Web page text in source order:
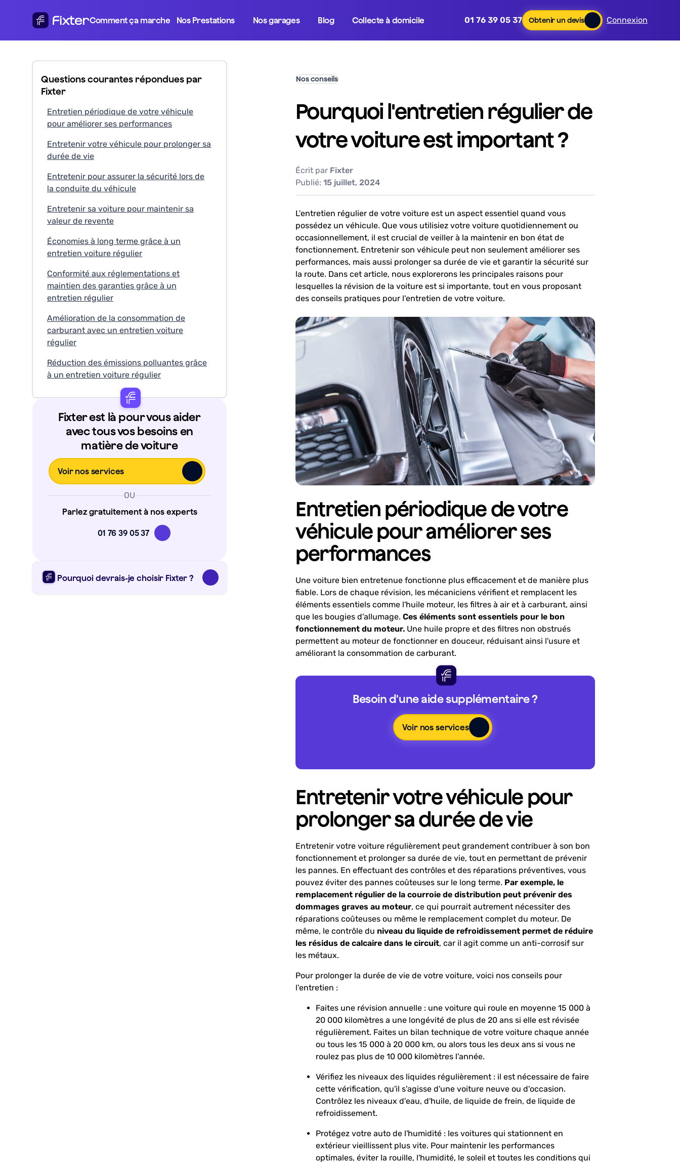
Nos Prestations Nos garages
Comment ça marche Blog Collecte à domicile 01 76 39 05 37 Obtenir un devis Connexion
Nos conseils
Pourquoi l'entretien régulier de
votre voiture est important ?
Écrit par Fixter
Publié: 15 juillet, 2024
L'entretien régulier de votre voiture est un aspect essentiel quand vous
possédez un véhicule. Que vous utilisiez votre voiture quotidiennement ou
occasionnellement, il est crucial de veiller à la maintenir en bon état de
fonctionnement. Entretenir son véhicule peut non seulement améliorer ses
performances, mais aussi prolonger sa durée de vie et garantir la sécurité sur
la route. Dans cet article, nous explorerons les principales raisons pour
lesquelles la révision de la voiture est si importante, tout en vous proposant
des conseils pratiques pour l'entretien de votre voiture.
Entretien périodique de votre
véhicule pour améliorer ses
performances
Une voiture bien entretenue fonctionne plus efficacement et de manière plus
fiable. Lors de chaque révision, les mécaniciens vérifient et remplacent les
éléments essentiels comme l'huile moteur, les filtres à air et à carburant, ainsi
que les bougies d'allumage. Ces éléments sont essentiels pour le bon
fonctionnement du moteur. Une huile propre et des filtres non obstrués
permettent au moteur de fonctionner en douceur, réduisant ainsi l'usure et
améliorant la consommation de carburant.
Besoin d'une aide supplémentaire ?
Voir nos services
Entretenir votre véhicule pour
prolonger sa durée de vie
Entretenir votre voiture régulièrement peut grandement contribuer à son bon
fonctionnement et prolonger sa durée de vie, tout en permettant de prévenir
les pannes. En effectuant des contrôles et des réparations préventives, vous
pouvez éviter des pannes coûteuses sur le long terme. Par exemple, le
remplacement régulier de la courroie de distribution peut prévenir des
dommages graves au moteur, ce qui pourrait autrement nécessiter des
réparations coûteuses ou même le remplacement complet du moteur. De
même, le contrôle du niveau du liquide de refroidissement permet de réduire
les résidus de calcaire dans le circuit, car il agit comme un anti-corrosif sur
les métaux.
Pour prolonger la durée de vie de votre voiture, voici nos conseils pour
l'entretien :
Faites une révision annuelle : une voiture qui roule en moyenne 15 000 à
20 000 kilomètres a une longévité de plus de 20 ans si elle est révisée
régulièrement. Faites un bilan technique de votre voiture chaque année
ou tous les 15 000 à 20 000 km, ou alors tous les deux ans si vous ne
roulez pas plus de 10 000 kilomètres l'année.
Vérifiez les niveaux des liquides régulièrement : il est nécessaire de faire
cette vérification, qu'il s'agisse d'une voiture neuve ou d'occasion.
Contrôlez les niveaux d'eau, d'huile, de liquide de frein, de liquide de
refroidissement.
Protégez votre auto de l'humidité : les voitures qui stationnent en
extérieur vieillissent plus vite. Pour maintenir les performances
optimales, éviter la rouille, l'humidité, le soleil et toutes les conditions qui
Questions courantes répondues par
Fixter
Entretien périodique de votre véhicule
pour améliorer ses performances
Entretenir votre véhicule pour prolonger sa
durée de vie
Entretenir pour assurer la sécurité lors de
la conduite du véhicule
Entretenir sa voiture pour maintenir sa
valeur de revente
Économies à long terme grâce à un
entretien voiture régulier
Conformité aux réglementations et
maintien des garanties grâce à un
entretien régulier
Amélioration de la consommation de
carburant avec un entretien voiture
régulier
Réduction des émissions polluantes grâce
à un entretien voiture régulier
Fixter est là pour vous aider
avec tous vos besoins en
matière de voiture
Voir nos services
OU
Parlez gratuitement à nos experts
01 76 39 05 37
Pourquoi devrais-je choisir Fixter ?